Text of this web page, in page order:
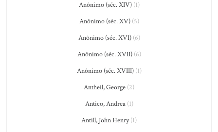
Anônimo (séc. XIV)(1)
Anônimo (séc. XV)(5)
Anônimo (séc. XVI)(6)
Anônimo (séc. XVII)(6)
Anônimo (séc. XVIII)(1)
Antheil, George (2)
Antico, Andrea(1)
Antill, John Henry(1)